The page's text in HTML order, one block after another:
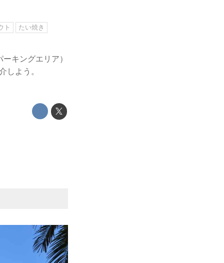
ト たい焼き
キングエリア）
しよう。